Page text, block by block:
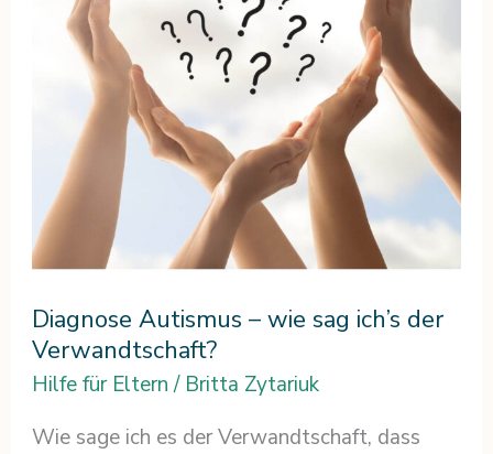
Diagnose Autismus – wie sag ich’s der
Verwandtschaft?
Hilfe für Eltern/ Britta Zytariuk
Wie sage ich es der Verwandtschaft, dass
ich’s
Verwandtschaft?